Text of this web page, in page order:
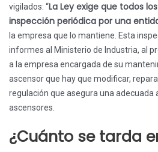
vigilados: “La Ley exige que todos
inspección periódica por una
la empresa que lo mantiene. Esta
informes al Ministerio de Industria, al
a la empresa encargada de su
ascensor que hay que modificar,
regulación que asegura una adecuada
ascensores.
¿Cuánto se tarda